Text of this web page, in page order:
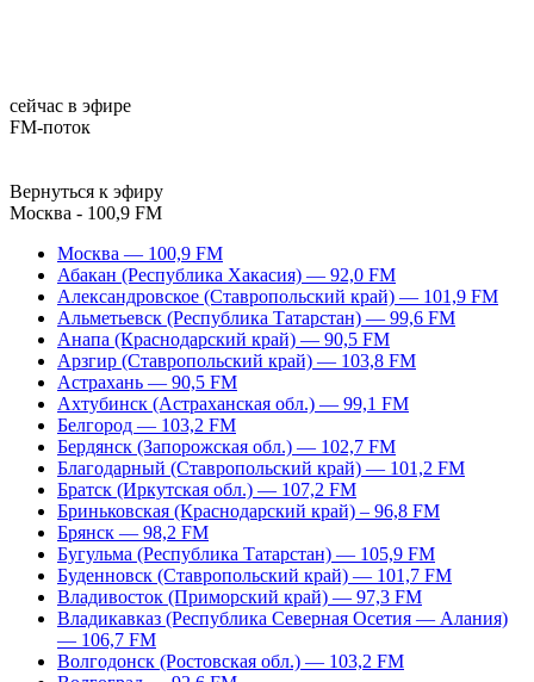
сейчас в эфире
FM-поток
Вернуться к эфиру
Москва - 100,9 FM
Москва — 100,9 FM
Абакан (Республика Хакасия) — 92,0 FM
Александровское (Ставропольский край) — 101,9 FM
Альметьевск (Республика Татарстан) — 99,6 FM
Анапа (Краснодарский край) — 90,5 FM
Арзгир (Ставропольский край) — 103,8 FM
Астрахань — 90,5 FM
Ахтубинск (Астраханская обл.) — 99,1 FM
Белгород — 103,2 FM
Бердянск (Запорожская обл.) — 102,7 FM
Благодарный (Ставропольский край) — 101,2 FM
Братск (Иркутская обл.) — 107,2 FM
Бриньковская (Краснодарский край) – 96,8 FM
Брянск — 98,2 FM
Бугульма (Республика Татарстан) — 105,9 FM
Буденновск (Ставропольский край) — 101,7 FM
Владивосток (Приморский край) — 97,3 FM
Владикавказ (Республика Северная Осетия — Алания)
— 106,7 FM
Волгодонск (Ростовская обл.) — 103,2 FM